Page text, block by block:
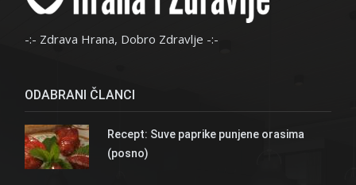
-:- Zdrava Hrana, Dobro Zdravlje -:-
ODABRANI ČLANCI
Recept: Suve paprike punjene orasima
(posno)